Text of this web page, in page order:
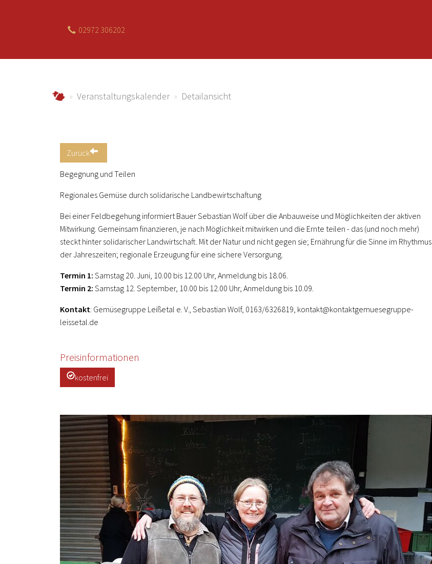
02972 306202
jagdhaus.infoVeranstaltungskalender Detailansicht
Zurück
Begegnung und Teilen
Regionales Gemüse durch solidarische Landbewirtschaftung
Bei einer Feldbegehung informiert Bauer Sebastian Wolf über die Anbauweise und Möglichkeiten der aktiven
Mitwirkung. Gemeinsam finanzieren, je nach Möglichkeit mitwirken und die Ernte teilen - das (und noch mehr)
steckt hinter solidarischer Landwirtschaft. Mit der Natur und nicht gegen sie; Ernährung für die Sinne im Rhythmus
der Jahreszeiten; regionale Erzeugung für eine sichere Versorgung.
Termin 1: Samstag 20. Juni, 10.00 bis 12.00 Uhr, Anmeldung bis 18.06.
Termin 2: Samstag 12. September, 10.00 bis 12.00 Uhr, Anmeldung bis 10.09.
Kontakt: Gemüsegruppe Leißetal e. V., Sebastian Wolf, 0163/6326819, kontakt@kontaktgemuesegruppe-
leissetal.de
Preisinformationen
kostenfrei